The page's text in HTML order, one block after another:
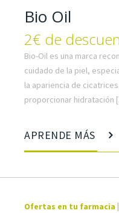
Bio Oil
2€ de
Bio-Oil es una marca
cuidado de la piel,
la apariencia de
proporcionar hidratación
APRENDE MÁS
Ofertas en tu farmacia